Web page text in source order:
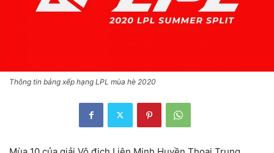
Thông tin bảng xếp hạng LPL mùa hè 2020